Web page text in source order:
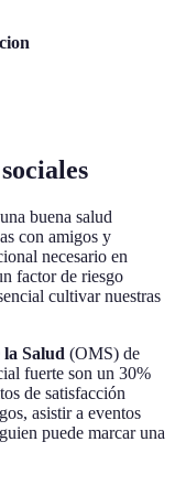
buena salud
con amigos y
necesario en
factor de riesgo
cultivar nuestras
Salud (OMS) de
fuerte son un 30%
de satisfacción
asistir a eventos
puede marcar una